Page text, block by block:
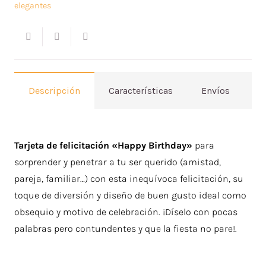
elegantes
Descripción Características Envíos
Tarjeta de felicitación «Happy Birthday» para
sorprender y penetrar a tu ser querido (amistad,
pareja, familiar…) con esta inequívoca felicitación, su
toque de diversión y diseño de buen gusto ideal como
obsequio y motivo de celebración. ¡Díselo con pocas
palabras pero contundentes y que la fiesta no pare!.